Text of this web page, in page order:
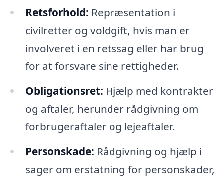
Retsforhold: Repræsentation i
civilretter og voldgift, hvis man er
involveret i en retssag eller har brug
for at forsvare sine rettigheder.
Obligationsret: Hjælp med kontrakter
og aftaler, herunder rådgivning om
forbrugeraftaler og lejeaftaler.
Personskade: Rådgivning og hjælp i
sager om erstatning for personskader,